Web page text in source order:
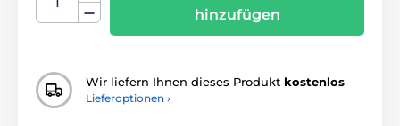
hinzufügen
Wir liefern Ihnen dieses Produkt kostenlos
Lieferoptionen ›